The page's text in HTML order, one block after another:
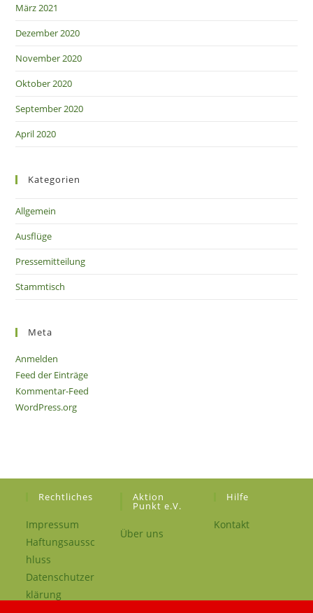
März 2021
Dezember 2020
November 2020
Oktober 2020
September 2020
April 2020
Kategorien
Allgemein
Ausflüge
Pressemitteilung
Stammtisch
Meta
Anmelden
Feed der Einträge
Kommentar-Feed
WordPress.org
Rechtliches
Impressum
Haftungsaussc
hluss
Datenschutzer
klärung
Aktion
Punkt e.V.
Über uns
Hilfe
Kontakt